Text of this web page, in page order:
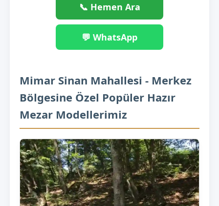
📞 Hemen Ara
💬 WhatsApp
Mimar Sinan Mahallesi - Merkez
Bölgesine Özel Popüler Hazır
Mezar Modellerimiz